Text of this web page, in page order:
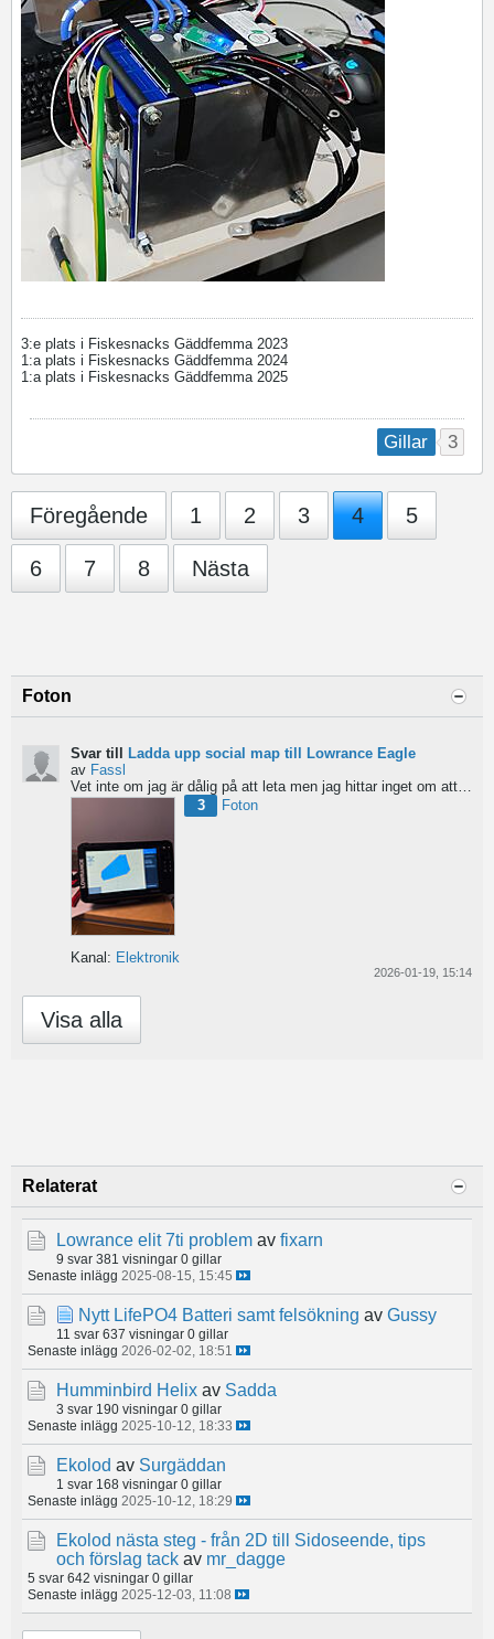
3:e plats i Fiskesnacks Gäddfemma 2023
1:a plats i Fiskesnacks Gäddfemma 2024
1:a plats i Fiskesnacks Gäddfemma 2025
Gillar 3
Föregående 1 2 3 4 5
6 7 8 Nästa
Foton
Svar till
Ladda upp social map till Lowrance Eagle
av Fassl
Vet inte om jag är dålig på att leta men jag hittar inget om att ladda upp social maps i manualen....
3
Foton
Kanal: Elektronik
2026-01-19, 15:14
Visa alla
Relaterat
Lowrance elit 7ti problem av fixarn
9 svar 381 visningar 0 gillar
Senaste inlägg 2025-08-15, 15:45
Nytt LifePO4 Batteri samt felsökning av Gussy
11 svar 637 visningar 0 gillar
Senaste inlägg 2026-02-02, 18:51
Humminbird Helix av Sadda
3 svar 190 visningar 0 gillar
Senaste inlägg 2025-10-12, 18:33
Ekolod av Surgäddan
1 svar 168 visningar 0 gillar
Senaste inlägg 2025-10-12, 18:29
Ekolod nästa steg - från 2D till Sidoseende, tips
och förslag tack av mr_dagge
5 svar 642 visningar 0 gillar
Senaste inlägg 2025-12-03, 11:08